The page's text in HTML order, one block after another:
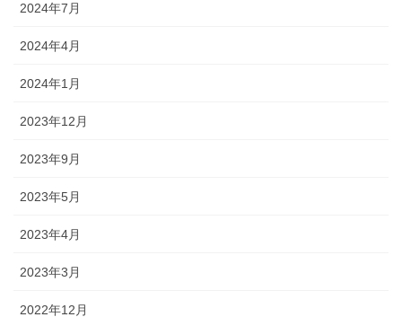
2024年7月
2024年4月
2024年1月
2023年12月
2023年9月
2023年5月
2023年4月
2023年3月
2022年12月